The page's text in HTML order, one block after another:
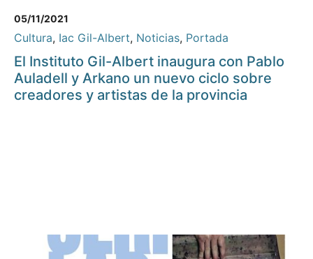
05/11/2021
Cultura, Iac Gil-Albert, Noticias, Portada
El Instituto Gil-Albert inaugura con Pablo
Auladell y Arkano un nuevo ciclo sobre
creadores y artistas de la provincia